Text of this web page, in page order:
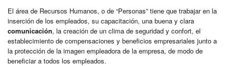
El área de Recursos Humanos, o de “Personas” tiene que trabajar en la
inserción de los empleados, su capacitación, una buena y clara
comunicación, la creación de un clima de seguridad y confort, el
establecimiento de compensaciones y beneficios empresariales junto a
la protección de la imagen empleadora de la empresa, de modo de
beneficiar a todos los empleados.